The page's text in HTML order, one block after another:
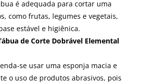
é adequada para cortar uma
como frutas, legumes e vegetais,
estável e higiênica.
de Corte Dobrável Elemental
se usar uma esponja macia e
o uso de produtos abrasivos, pois